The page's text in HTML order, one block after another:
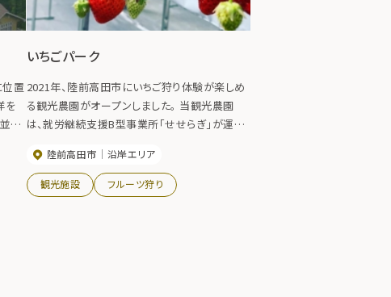
置
を
ぶ
備
いちごパーク
2021年、陸前高田市にいちご狩り体験が楽しめ
る観光農園がオープンしました。 当観光農園
は、就労継続支援B型事業所「せせらぎ」が運営
設備となっており、どなたでもいちご狩りが楽し
めます。 12種類もある品種をぜひ食べ比べてみ
てください。
陸前高田市 沿岸エリア
観光施設 フルーツ狩り